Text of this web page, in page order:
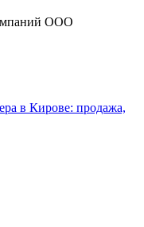
ООО